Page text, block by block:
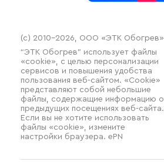
(c) 2010–2026, ООО «ЭТК Обогрев»
“ЭТК Обогрев” использует файлы
«cookie», с целью персонализации
сервисов и повышения удобства
пользования веб-сайтом. «Cookie»
представляют собой небольшие
файлы, содержащие информацию о
предыдущих посещениях веб-сайта.
Если вы не хотите использовать
файлы «cookie», измените
настройки браузера. ePN